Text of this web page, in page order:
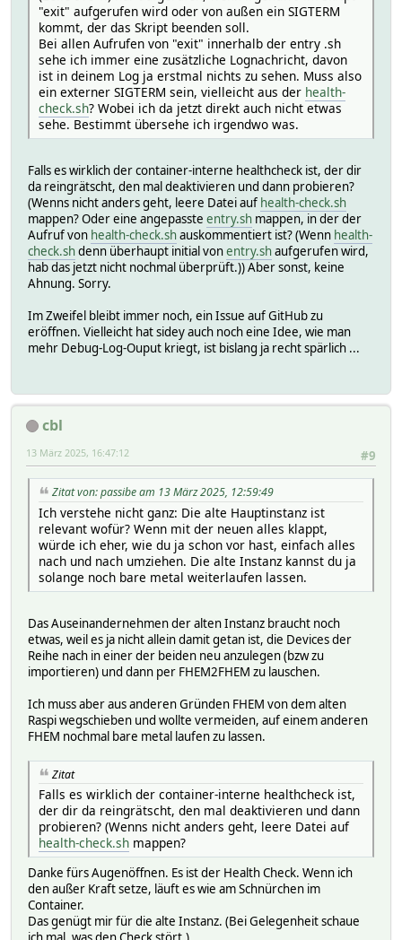
"exit" aufgerufen wird oder von außen ein SIGTERM
kommt, der das Skript beenden soll.
Bei allen Aufrufen von "exit" innerhalb der entry .sh
sehe ich immer eine zusätzliche Lognachricht, davon
ist in deinem Log ja erstmal nichts zu sehen. Muss also
ein externer SIGTERM sein, vielleicht aus der health-
check.sh? Wobei ich da jetzt direkt auch nicht etwas
sehe. Bestimmt übersehe ich irgendwo was.
Falls es wirklich der container-interne healthcheck ist, der dir
da reingrätscht, den mal deaktivieren und dann probieren?
(Wenns nicht anders geht, leere Datei auf health-check.sh
mappen? Oder eine angepasste entry.sh mappen, in der der
Aufruf von health-check.shauskommentiert ist? (Wenn health-
check.shdenn überhaupt initial vonentry.shaufgerufen wird,
hab das jetzt nicht nochmal überprüft.)) Aber sonst, keine
Ahnung. Sorry.
Im Zweifel bleibt immer noch, ein Issue auf GitHub zu
eröffnen. Vielleicht hat sidey auch noch eine Idee, wie man
mehr Debug-Log-Ouput kriegt, ist bislang ja recht spärlich ...
cbl
#9
13 März 2025, 16:47:12
Zitat von: passibe am 13 März 2025, 12:59:49
Ich verstehe nicht ganz: Die alte Hauptinstanz ist
relevant wofür? Wenn mit der neuen alles klappt,
würde ich eher, wie du ja schon vor hast, einfach alles
nach und nach umziehen. Die alte Instanz kannst du ja
solange noch bare metal weiterlaufen lassen.
Das Auseinandernehmen der alten Instanz braucht noch
etwas, weil es ja nicht allein damit getan ist, die Devices der
Reihe nach in einer der beiden neu anzulegen (bzw zu
importieren) und dann per FHEM2FHEM zu lauschen.
Ich muss aber aus anderen Gründen FHEM von dem alten
Raspi wegschieben und wollte vermeiden, auf einem anderen
FHEM nochmal bare metal laufen zu lassen.
Zitat
Falls es wirklich der container-interne healthcheck ist,
der dir da reingrätscht, den mal deaktivieren und dann
probieren? (Wenns nicht anders geht, leere Datei auf
health-check.sh mappen?
Danke fürs Augenöffnen. Es ist der Health Check. Wenn ich
den außer Kraft setze, läuft es wie am Schnürchen im
Container.
Das genügt mir für die alte Instanz. (Bei Gelegenheit schaue